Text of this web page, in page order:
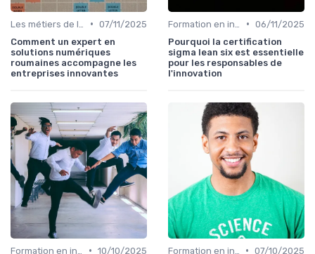
• 07/11/2025
Comment un expert en
solutions numériques
roumaines accompagne les
entreprises innovantes
• 06/11/2025
Pourquoi la certification
sigma lean six est essentielle
pour les responsables de
l'innovation
• 10/10/2025
• 07/10/2025